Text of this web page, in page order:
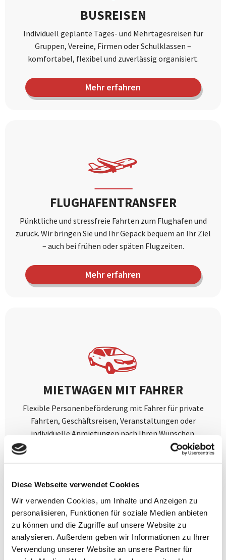
Diese Webseite verwendet Cookies
Wir verwenden Cookies, um Inhalte und Anzeigen zu
personalisieren, Funktionen für soziale Medien anbieten
zu können und die Zugriffe auf unsere Website zu
analysieren. Außerdem geben wir Informationen zu Ihrer
Verwendung unserer Website an unsere Partner für
BUSREISEN
Individuell geplante Tages- und Mehrtagesreisen für
Gruppen, Vereine, Firmen oder Schulklassen –
komfortabel, flexibel und zuverlässig organisiert.
Mehr erfahren
FLUGHAFENTRANSFER
Pünktliche und stressfreie Fahrten zum Flughafen und
zurück. Wir bringen Sie und Ihr Gepäck bequem an Ihr Ziel
– auch bei frühen oder späten Flugzeiten.
Mehr erfahren
MIETWAGEN MIT FAHRER
Flexible Personenbeförderung mit Fahrer für private
Fahrten, Geschäftsreisen, Veranstaltungen oder
individuelle Anmietungen nach Ihren Wünschen.
Mehr erfahren